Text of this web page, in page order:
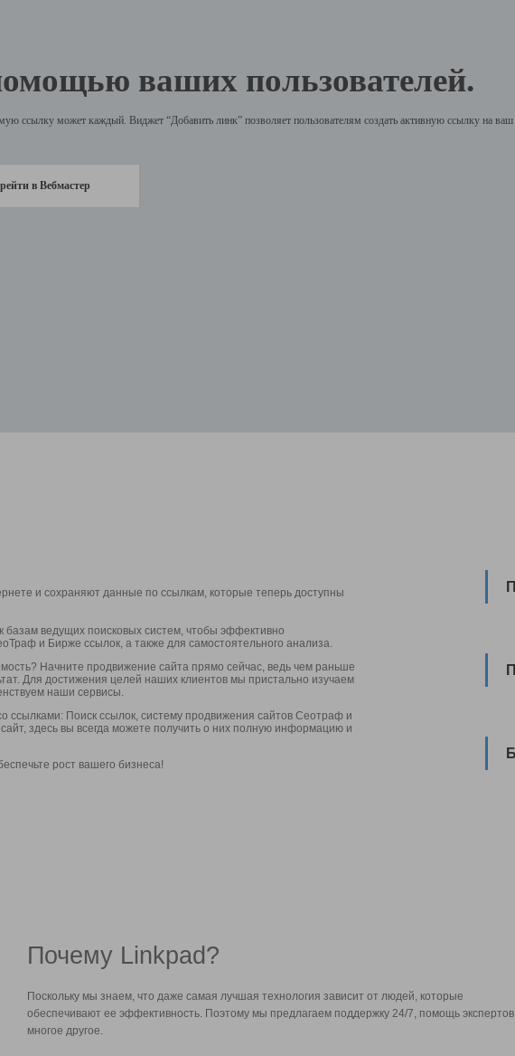
ваших пользователей.
ссылку может каждый. Виджет “Добавить линк” позволяет пользователям создать активную ссылку на ваш
в Вебмастер
и сохраняют данные по ссылкам, которые теперь доступны
ведущих поисковых систем, чтобы эффективно
и Бирже ссылок, а также для самостоятельного анализа.
Начните продвижение сайта прямо сейчас, ведь чем раньше
Для достижения целей наших клиентов мы пристально изучаем
наши сервисы.
Поиск ссылок, систему продвижения сайтов Сеотраф и
здесь вы всегда можете получить о них полную информацию и
рост вашего бизнеса!
Почему Linkpad?
Поскольку мы знаем, что даже самая лучшая технология зависит от людей, которые
обеспечивают ее эффективность. Поэтому мы предлагаем поддержку 24/7, помощь экспертов
многое другое.